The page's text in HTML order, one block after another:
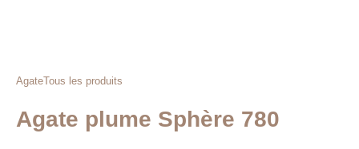
AgateTous les produits
Agate plume Sphère 780